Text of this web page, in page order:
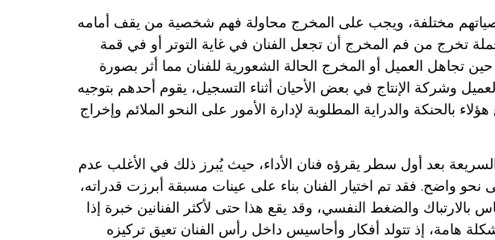
مختلفة، ويجب على المخرج محاولة فهم شخصية من يقف أمامه
تخرج من فم المخرج أن تجعل الفنان في غاية التوتر أو في قمة
تجاهل العميل أو المخرج الحالة الشعورية للفنان مما أثر بصورة
وشركة الإنتاج في بعض الأحيان أثناء التسجيل، يقوم أحدهم بتوجيه
بالحنكة والدراية المطلوبة لإدارة الأمور على النحو الملائم وإخراج
السريعة بعد أول سطر يقرؤه فنان الأداء، حيث يُبرز ذلك في الأغلب عدم
واضح. فقد تم اختيار الفنان بناء على عينات مسبقة أبرزت قدراته،
والضغط النفسي، وقد يقع هذا حتى لأكثر الفنانين خبرة إذا
هامة، إذ تتولد أفكار وأحاسيس داخل رأس الفنان تعيق تركيزه